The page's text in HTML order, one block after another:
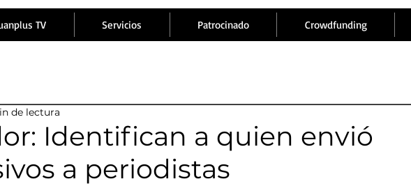
TV Servicios Patrocinado Crowdfunding
Identifican a quien envió
a periodistas
de lectura